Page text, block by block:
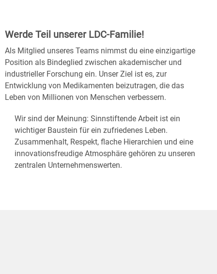
Werde Teil unserer LDC-Familie!
Als Mitglied unseres Teams nimmst du eine einzigartige
Position als Bindeglied zwischen akademischer und
industrieller Forschung ein. Unser Ziel ist es, zur
Entwicklung von Medikamenten beizutragen, die das
Leben von Millionen von Menschen verbessern.
Wir sind der Meinung: Sinnstiftende Arbeit ist ein
wichtiger Baustein für ein zufriedenes Leben.
Zusammenhalt, Respekt, flache Hierarchien und eine
innovationsfreudige Atmosphäre gehören zu unseren
zentralen Unternehmenswerten.